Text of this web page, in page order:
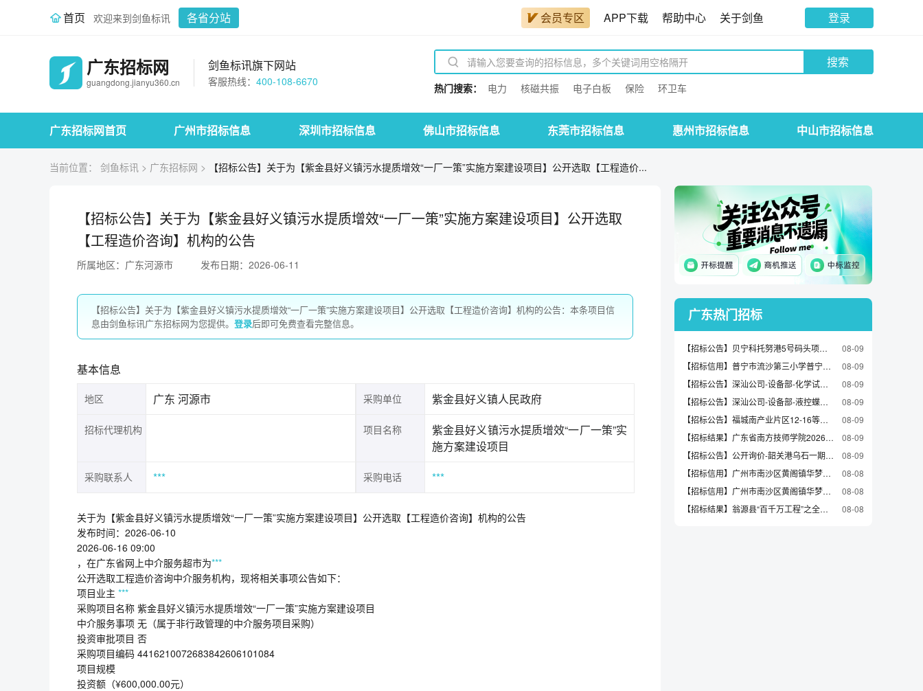
首页 欢迎来到剑鱼标讯 各省分站 会员专区 APP下载 帮助中心 关于剑鱼 登录
广东招标网
guangdong.jianyu360.cn
剑鱼标讯旗下网站
客服热线： 400-108-6670
搜索
热门搜索： 电力 核磁共振 电子白板 保险 环卫车
广东招标网首页 广州市招标信息 深圳市招标信息 佛山市招标信息 东莞市招标信息 惠州市招标信息 中山市招标信息
当前位置： 剑鱼标讯 > 广东招标网 > 【招标公告】关于为【紫金县好义镇污水提质增效“一厂一策”实施方案建设项目】公开选取【工程造价...
【招标公告】关于为【紫金县好义镇污水提质增效“一厂一策”实施方案建设项目】公开选取
【工程造价咨询】机构的公告
所属地区：广东河源市 发布日期：2026-06-11
【招标公告】关于为【紫金县好义镇污水提质增效“一厂一策”实施方案建设项目】公开选取【工程造价咨询】机构的公告：本条项目信
息由剑鱼标讯广东招标网为您提供。 登录后即可免费查看完整信息。
基本信息
地区 广东 河源市 采购单位 紫金县好义镇人民政府
招标代理机构 项目名称
紫金县好义镇污水提质增效“一厂一策”实
施方案建设项目
采购联系人 *** 采购电话 ***
关于为【紫金县好义镇污水提质增效“一厂一策”实施方案建设项目】公开选取【工程造价咨询】机构的公告
发布时间：2026-06-10
2026-06-16 09:00
，在广东省网上中介服务超市为***
公开选取工程造价咨询中介服务机构，现将相关事项公告如下：
项目业主 ***
采购项目名称 紫金县好义镇污水提质增效“一厂一策”实施方案建设项目
中介服务事项 无（属于非行政管理的中介服务项目采购）
投资审批项目 否
采购项目编码 4416210072683842606101084
项目规模
投资额（¥600,000.00元）
广东热门招标
【招标公告】贝宁科托努港5号码头项目重汽陕汽自卸车配件等采购公开竞谈公告
08-09
【招标信用】普宁市流沙第三小学普宁市流沙第三小学修缮工程电子卖场合同的合同公告
08-09
【招标公告】深汕公司-设备部-化学试剂-2608公告
08-09
【招标公告】深汕公司-设备部-液控蝶阀油缸密封件-2608公告
08-09
【招标公告】福城南产业片区12-16等宗地项目一标段12-04-02宗地装配式构件采购询价采购公告
08-09
【招标结果】广东省南方技师学院2026年度新校区一期配套办公室、会议室、报告厅、档案室设备采购项目结果公告
08-09
【招标公告】公开询价-韶关港乌石一期项目护岸施工通航安全保障方案编制及咨询技术服务采购公开询价公告
08-09
【招标信用】广州市南沙区黄阁镇华梦街1号321室
08-08
【招标信用】广州市南沙区黄阁镇华梦街1号306室
08-08
【招标结果】翁源县“百千万工程”之全域推进农村人居环境整治建设项目——新江镇第四批典型村建设项目施工招标评标过程及结果公示
08-08